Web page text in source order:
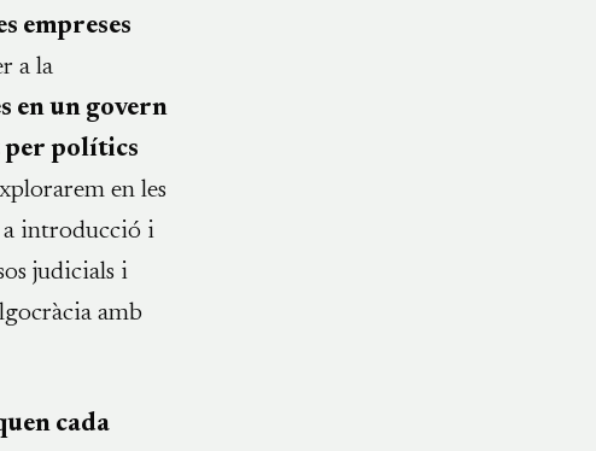
empreses
a la
en un govern
per polítics
en les
a introducció i
judicials i
amb
cada